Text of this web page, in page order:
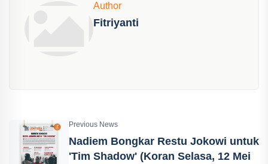
Author
Fitriyanti
Previous News
Nadiem Bongkar Restu Jokowi untuk
'Tim Shadow' (Koran Selasa, 12 Mei